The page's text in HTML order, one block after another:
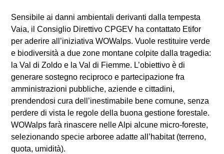
Sensibile ai danni ambientali derivanti dalla tempesta
Vaia, il Consiglio Direttivo CPGEV ha contattato Etifor
per aderire all’iniziativa WOWalps. Vuole restituire verde
e biodiversità a due zone montane colpite dalla tragedia:
la Val di Zoldo e la Val di Fiemme. L’obiettivo è di
generare sostegno reciproco e partecipazione fra
amministrazioni pubbliche, aziende e cittadini,
prendendosi cura dell’inestimabile bene comune, senza
perdere di vista le regole della buona gestione forestale.
WOWalps farà rinascere nelle Alpi alcune micro-foreste,
selezionando specie arboree adatte all’habitat (terreno,
quota, umidità).